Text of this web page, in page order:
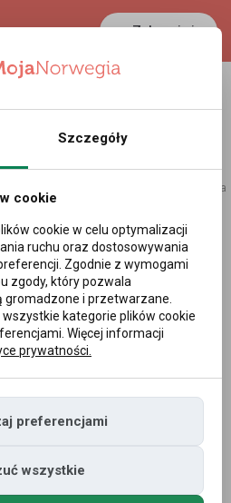
Zaloguj się
reklama
Aktualności
w Norwegii.
zajęcia
brakować
Rząd
nowych
Szczegóły
cookie
cookie w celu optymalizacji
ruchu oraz dostosowywania
Zgodnie z wymogami
zgody, który pozwala
gromadzone i przetwarzane.
kategorie plików cookie
Więcej informacji
prywatności.
preferencjami
wszystkie